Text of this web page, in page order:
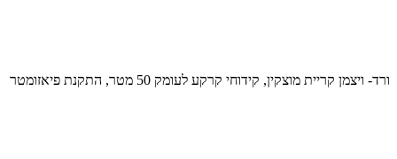
ורד- ויצמן קריית מוצקין, קידוחי קרקע לעומק 50 מטר, התקנת פיאזומטר